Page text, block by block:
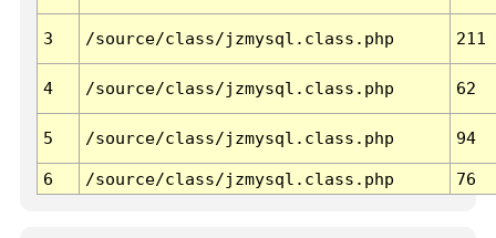
3 /source/class/jzmysql.class.php 211
4 /source/class/jzmysql.class.php 62
5 /source/class/jzmysql.class.php 94
6 /source/class/jzmysql.class.php 76